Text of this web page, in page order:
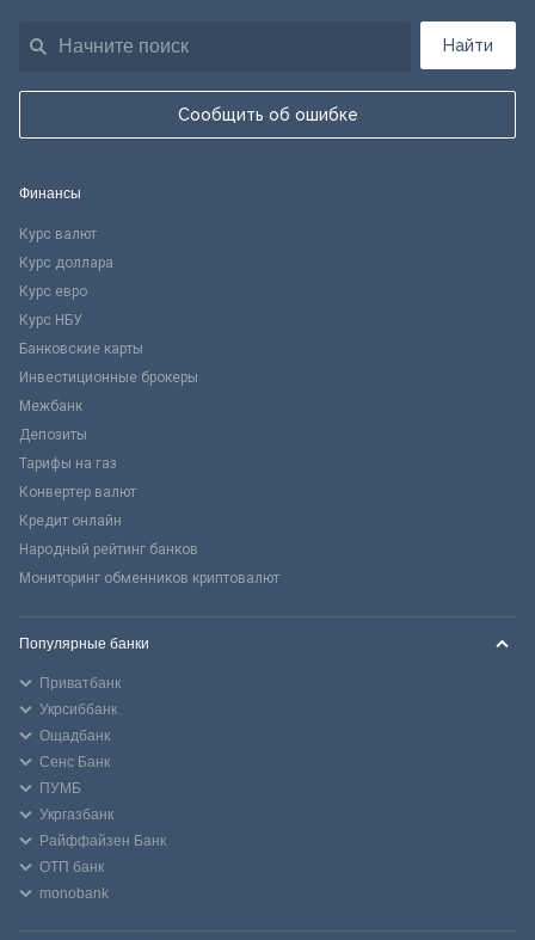
Найти
Сообщить об ошибке
Финансы
Курс валют
Курс доллара
Курс евро
Курс НБУ
Банковские карты
Инвестиционные брокеры
Межбанк
Депозиты
Тарифы на газ
Конвертер валют
Кредит онлайн
Народный рейтинг банков
Мониторинг обменников криптовалют
Популярные банки
Приватбанк
Укрсиббанк
Ощадбанк
Сенс Банк
ПУМБ
Укргазбанк
Райффайзен Банк
ОТП банк
monobank